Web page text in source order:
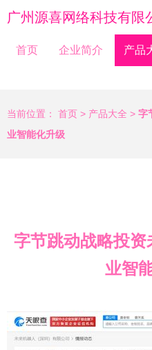
广州源喜网络科技有限
首页 企业简介 产品
当前位置： 首页 > 产品大全 > 字
业智能化升级
字节跳动战略投
业智